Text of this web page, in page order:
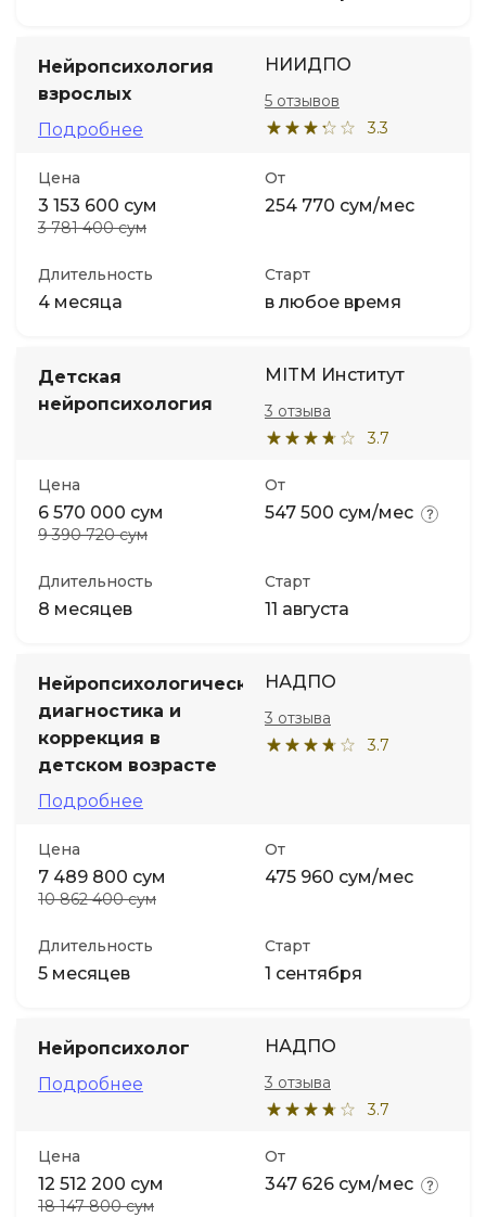
Нейропсихология
взрослых
Подробнее
НИИДПО
3.3
5 отзывов
Цена
3 153 600 сум
3 781 400 сум
От
254 770 сум/мес
Длительность
4 месяца
Старт
в любое время
Детская
нейропсихология
MITM Институт
3.7
3 отзыва
Цена
6 570 000 сум
9 390 720 сум
От
547 500 сум/мес
Длительность
8 месяцев
Старт
11 августа
Нейропсихологическая
диагностика и
коррекция в
детском возрасте
Подробнее
НАДПО
3.7
3 отзыва
Цена
7 489 800 сум
10 862 400 сум
От
475 960 сум/мес
Длительность
5 месяцев
Старт
1 сентября
Нейропсихолог
Подробнее
НАДПО
3.7
3 отзыва
Цена
12 512 200 сум
18 147 800 сум
От
347 626 сум/мес